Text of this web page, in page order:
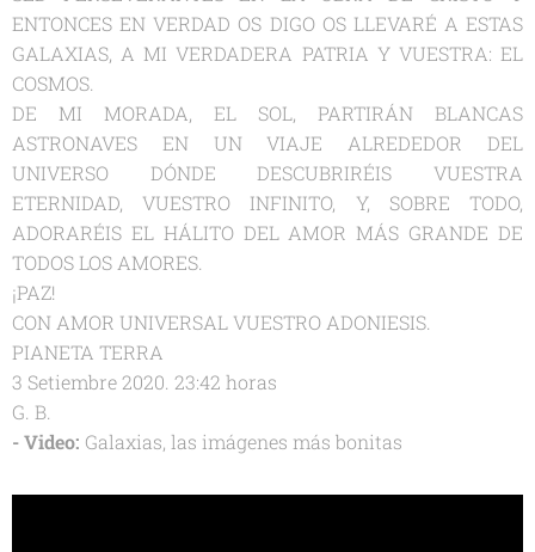
ENTONCES EN VERDAD OS DIGO OS LLEVARÉ A ESTAS
GALAXIAS, A MI VERDADERA PATRIA Y VUESTRA: EL
COSMOS.
DE MI MORADA, EL SOL, PARTIRÁN BLANCAS
ASTRONAVES EN UN VIAJE ALREDEDOR DEL
UNIVERSO DÓNDE DESCUBRIRÉIS VUESTRA
ETERNIDAD, VUESTRO INFINITO, Y, SOBRE TODO,
ADORARÉIS EL HÁLITO DEL AMOR MÁS GRANDE DE
TODOS LOS AMORES.
¡PAZ!
CON AMOR UNIVERSAL VUESTRO ADONIESIS.
PIANETA TERRA
3 Setiembre 2020. 23:42 horas
G. B.
- Video: Galaxias, las imágenes más bonitas